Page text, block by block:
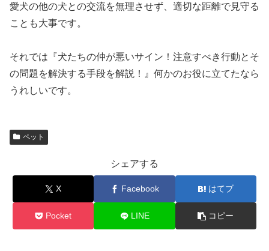
愛犬の他の犬との交流を無理させず、適切な距離で見守る
ことも大事です。
それでは『犬たちの仲が悪いサイン！注意すべき行動とそ
の問題を解決する手段を解説！』何かのお役に立てたなら
うれしいです。
ペット
シェアする
X Facebook はてブ
Pocket LINE コピー